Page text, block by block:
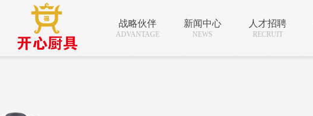
战略伙伴
ADVANTAGE
新闻中心
NEWS
人才招聘
RECRUIT